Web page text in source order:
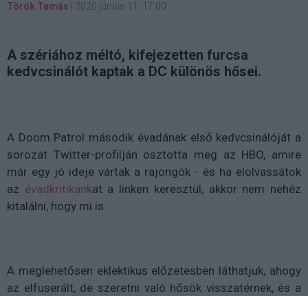
Török Tamás 2020 június 11. 17:00
A szériához méltó, kifejezetten furcsa
kedvcsinálót kaptak a DC különös hősei.
A Doom Patrol második évadának első kedvcsinálóját a
sorozat Twitter-profilján osztotta meg az HBO, amire
már egy jó ideje vártak a rajongók - és ha elolvassátok
az évadkritikánkat a linken keresztül, akkor nem nehéz
kitalálni, hogy mi is.
A meglehetősen eklektikus előzetesben láthatjuk, ahogy
az elfuserált, de szeretni való hősök visszatérnek, és a